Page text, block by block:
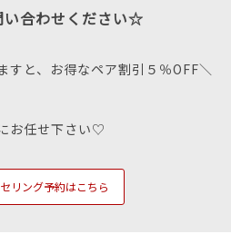
い合わせください☆
すと、お得なペア割引５％OFF＼
お任せ下さい♡
リング予約はこちら